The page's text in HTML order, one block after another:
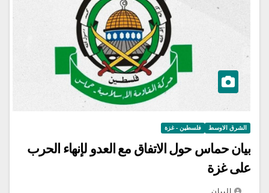
الشرق الاوسط فلسطين - غزة
بيان حماس حول الاتفاق مع العدو لإنهاء الحرب
على غزة